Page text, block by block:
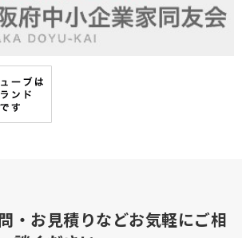
・お見積りなどお気軽にご相